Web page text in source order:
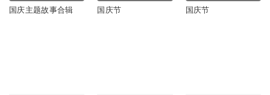
国庆主题故事合辑 国庆节 国庆节